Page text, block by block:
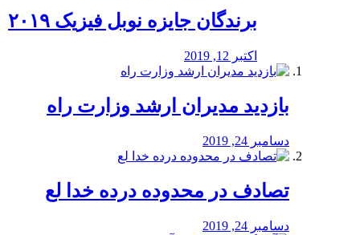
برندگان جایزه نوبل فیزیک ۲۰۱۹
اکتبر 12, 2019
بازدید مدیران ارشد وزارت راه
دسامبر 24, 2019
تصادف در محدوده درده خدا لع
دسامبر 24, 2019